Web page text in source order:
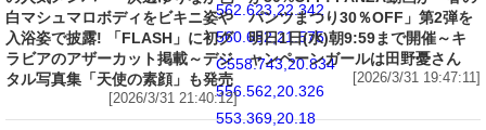
562.623,22.342
560.652,21.575
C558.743,20.834
556.562,20.326
553.369,20.18
白マシュマロボディをビキニ姿や
入浴姿で披露! 「FLASH」に初グ
ラビアのアザーカット掲載～デジ
タル写真集「天使の素顔」も発売
[2026/3/31 21:40:12]
パンツまつり30％OFF」第2弾を
明日1日(水)朝9:59まで開催～キ
ャンペーンガールは田野憂さん
[2026/3/31 19:47:11]